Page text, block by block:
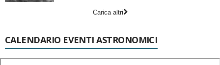
Carica altri
CALENDARIO EVENTI ASTRONOMICI